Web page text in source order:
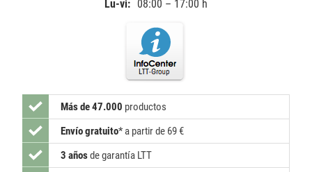
Lu-vi: 08:00 – 17:00 h
Más de 47.000 productos
Envío gratuito* a partir de 69 €
3 añosde garantía LTT